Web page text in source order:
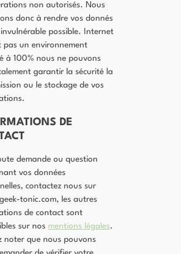
non autorisés. Nous
donc à rendre vos donnés
invulnérable possible. Internet
pas un environnement
à 100% nous ne pouvons
garantir la sécurité la
ou le stockage de vos
DE
demande ou question
vos données
contactez nous sur
tonic.com, les autres
de contact sont
sur nos mentions légales.
noter que nous pouvons